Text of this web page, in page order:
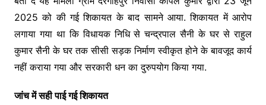
2025 को की गई शिकायत के बाद सामने आया. शिकायत में आरोप
लगाया गया था कि विधायक निधि से चन्द्रपाल सैनी के घर से राहुल
कुमार सैनी के घर तक सीसी सड़क निर्माण स्वीकृत होने के बावजूद कार्य
नहीं कराया गया और सरकारी धन का दुरुपयोग किया गया.
जांच में सही पाई गई शिकायत